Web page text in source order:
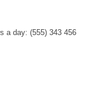
a day: (555) 343 456